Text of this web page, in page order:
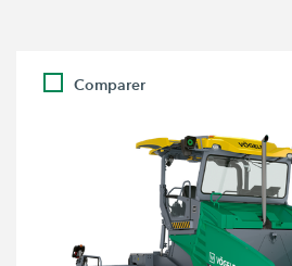
Comparer